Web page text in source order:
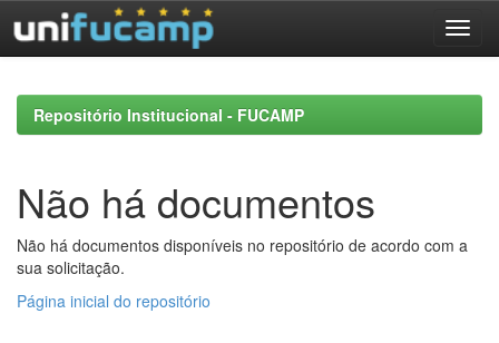
navigationRepositório Institucional - FUCAMP
Não há documentos
Não há documentos disponíveis no repositório de acordo com a
sua solicitação.
Página inicial do repositório